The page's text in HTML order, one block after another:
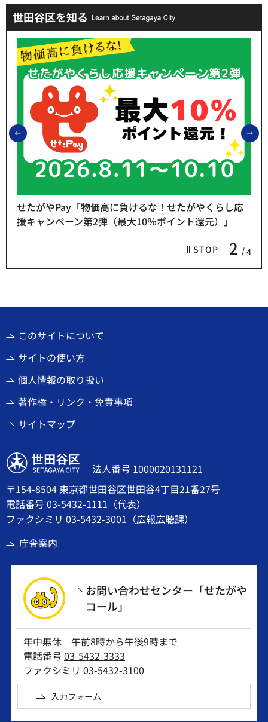
世田谷区を知る
前のスライドを表示
STOP 2 4
せたがやPay「物価高に負けるな！せたがやくらし応
援キャンペーン第2弾（最大10％ポイント還元）」
このサイトについて
サイトの使い方
個人情報の取り扱い
著作権・リンク・免責事項
サイトマップ
世田谷区
法人番号 1000020131121
〒154-8504 東京都世田谷区世田谷4丁目21番27号
電話番号03-5432-1111 （代表）
ファクシミリ 03-5432-3001（広報広聴課）
庁舎案内
お問い合わせセンター「せたがや
コール」
年中無休 午前8時から午後9時まで
電話番号03-5432-3333
ファクシミリ 03-5432-3100
入力フォーム